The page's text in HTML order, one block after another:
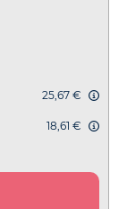
25,67 €
18,61 €